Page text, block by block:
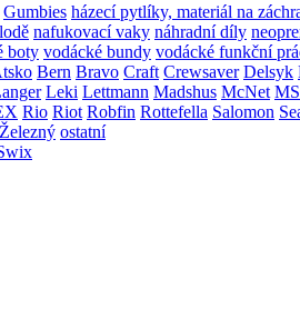
Gumbies házecí pytlíky, materiál na
nafukovací vaky náhradní díly
boty vodácké bundy vodácké funkční
Bern Bravo Craft Crewsaver Delsyk
Leki Lettmann Madshus McNet
Rio Riot Robfin Rottefella Salomon
Železný ostatní